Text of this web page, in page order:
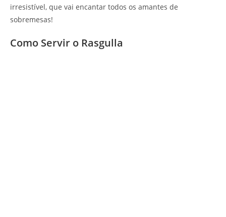
irresistível, que vai encantar todos os amantes de
sobremesas!
Como Servir o Rasgulla